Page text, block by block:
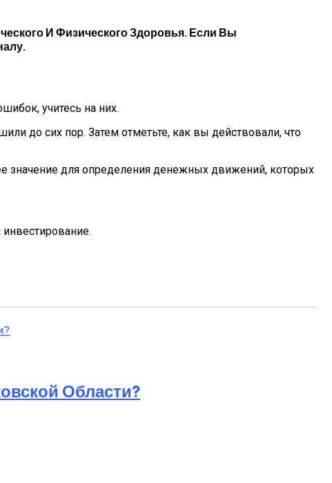
И Физического Здоровья. Если Вы
учитесь на них.
до сих пор. Затем отметьте, как вы действовали, что
значение для определения денежных движений, которых
Области?